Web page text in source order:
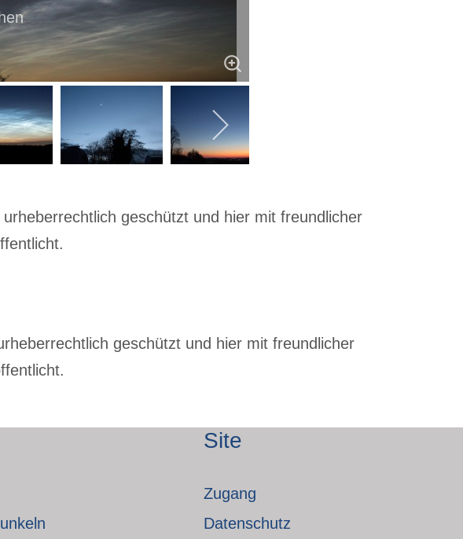
geschützt und hier mit freundlicher
geschützt und hier mit freundlicher
Site
Zugang
Datenschutz